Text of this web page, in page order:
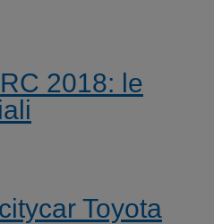
2018: le
Toyota